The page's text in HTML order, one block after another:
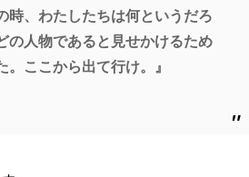
時、わたしたちは何というだろ
の人物であると見せかけるため
ここから出て行け。』